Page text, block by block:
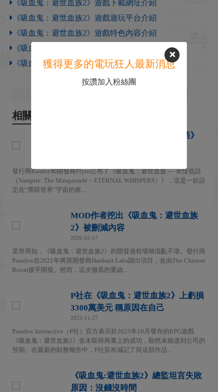
《吸血鬼：避世血族2》遊戲下載網址介紹
《吸血鬼：避世血族2》遊戲遊玩平台介紹
《吸血鬼：避世血族2》遊戲特色內容介紹
《吸血鬼：避世血族2》下載安裝教程介紹
《吸血鬼：避世血族2》遊戲官網地址介紹
相關新聞
《吸血鬼：避世血族 — 永恆低語》
發行商Kwalee和開發商Flyos公布了《吸血鬼：避世血族 — 永恆低語
（Vampire: The Masquerade – ETERNAL WHISPERS）》，這是一款設
定在“黑暗世界”宇宙的敘...
MOD作者挖出《吸血鬼：避世血族
2》被刪減內容
2026-02-17
眾所周知，《吸血鬼：避世血族2》的開發過程堪稱混亂不堪。發行商
Paradox在2021年將原開發商Hardsuit Labs踢出項目，改由The Chinese
Room接手開發。然而，這次徹底的重啟...
P社在《吸血鬼：避世血族2》上虧損
3300萬美元 稱原因在自己
2025-11-27
Paradox Interactive（P社）官方表示於2025年10月發布的RPG遊戲
《吸血鬼：避世血族2》並未取得商業上的成功，顯然未能達到公司的
預期。在最新的財務報告中，P社宣布減記了與這部作品...
《吸血鬼:避世血族2》總監坦言失敗
原因：沒錢沒時間
獲得更多的電玩狂人最新消息
按讚加入粉絲團